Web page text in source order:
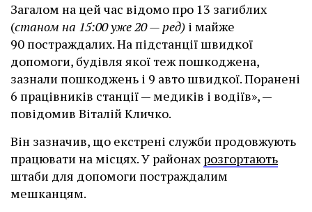
Загалом на цей час відомо про 13 загиблих
(станом на 15:00 уже 20 — ред) і майже
90 постраждалих. На підстанції швидкої
допомоги, будівля якої теж пошкоджена,
зазнали пошкоджень і 9 авто швидкої. Поранені
6 працівників станції — медиків і водіїв», —
повідомив Віталій Кличко.
Він зазначив, що екстрені служби продовжують
працювати на місцях. У районах розгортають
штаби для допомоги постраждалим
мешканцям.